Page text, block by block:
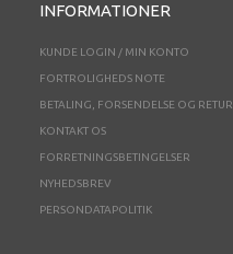
INFORMATIONER
KUNDE LOGIN / MIN KONTO
FORTROLIGHEDS NOTE
BETALING, FORSENDELSE OG RETUR
KONTAKT OS
FORRETNINGSBETINGELSER
NYHEDSBREV
PERSONDATAPOLITIK